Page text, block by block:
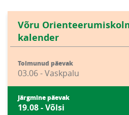
Võru
kalender
Toimunud päevak
03.06 - Vaskpalu
Järgmine päevak
19.08 - Võlsi